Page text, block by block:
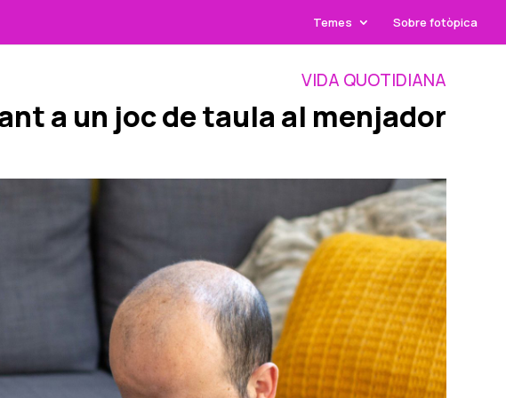
Temes Sobre fotòpica
VIDA QUOTIDIANA
a un joc de taula al menjador